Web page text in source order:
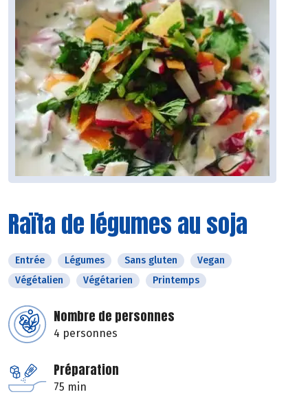
Raïta de légumes au soja
Entrée Légumes Sans gluten
Vegan
Végétalien
Végétarien Printemps
Nombre de personnes
4 personnes
Préparation
75 min